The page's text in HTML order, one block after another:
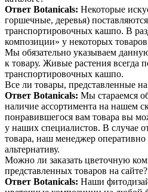
Ответ Botanicals: Некоторые
горшечные, деревья)
транспортировочных кашпо. В
композиции» у некоторых
Мы обязательно указываем
к товару. Живые растения всегда
транспортировочных кашпо.
Все ли товары, представленные
Ответ Botanicals: Мы стараемся
наличие ассортимента на нашем
понравившегося вам товара вы
у наших специалистов. В случае
товара, наш менеджер оперативно
альтернативу.
Можно ли заказать цветочную
представленных товаров на сайте?
Ответ Botanicals: Наши